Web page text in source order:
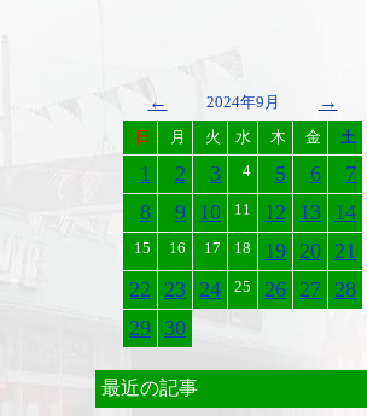
← 2024年9月 →
日 月 火 水 木 金 土
1 2 3 4 5 6
7
8
9 10 11 12 13 14
15 16 17 18 19 20 21
22 23 24 25 26 27 28
29 30
最近の記事